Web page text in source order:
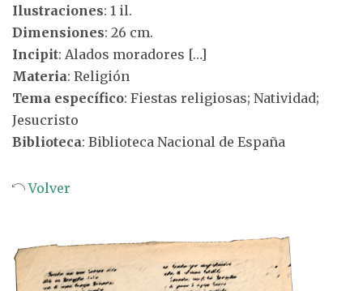
Ilustraciones: 1 il.
Dimensiones: 26 cm.
Incipit: Alados moradores […]
Materia: Religión
Tema específico: Fiestas religiosas; Natividad;
Jesucristo
Biblioteca: Biblioteca Nacional de España
Volver